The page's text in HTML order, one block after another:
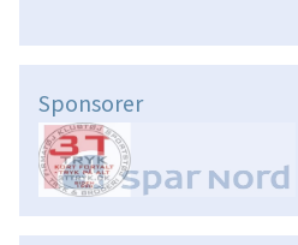
Sponsorer